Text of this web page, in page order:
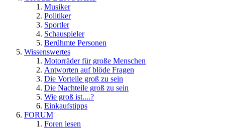
Musiker
Politiker
Sportler
Schauspieler
Berühmte Personen
Wissenswertes
Motorräder für große Menschen
Antworten auf blöde Fragen
Die Vorteile groß zu sein
Die Nachteile groß zu sein
Wie groß ist....?
Einkaufstipps
FORUM
Foren lesen